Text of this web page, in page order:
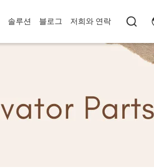
솔루션 블로그 저희와 연락